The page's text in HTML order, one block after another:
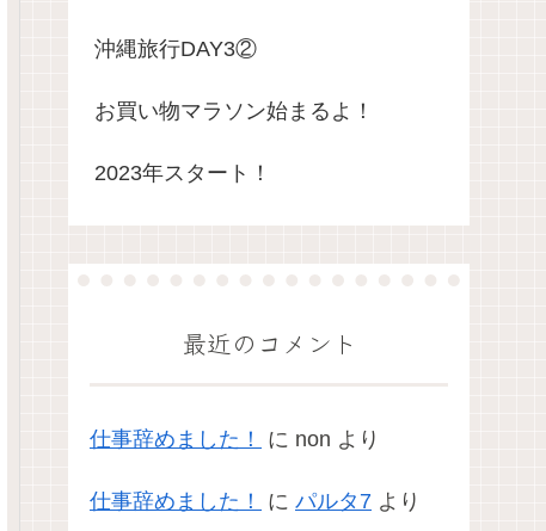
沖縄旅行DAY3②
お買い物マラソン始まるよ！
2023年スタート！
最近のコメント
仕事辞めました！ に non より
仕事辞めました！ に パルタ7 より